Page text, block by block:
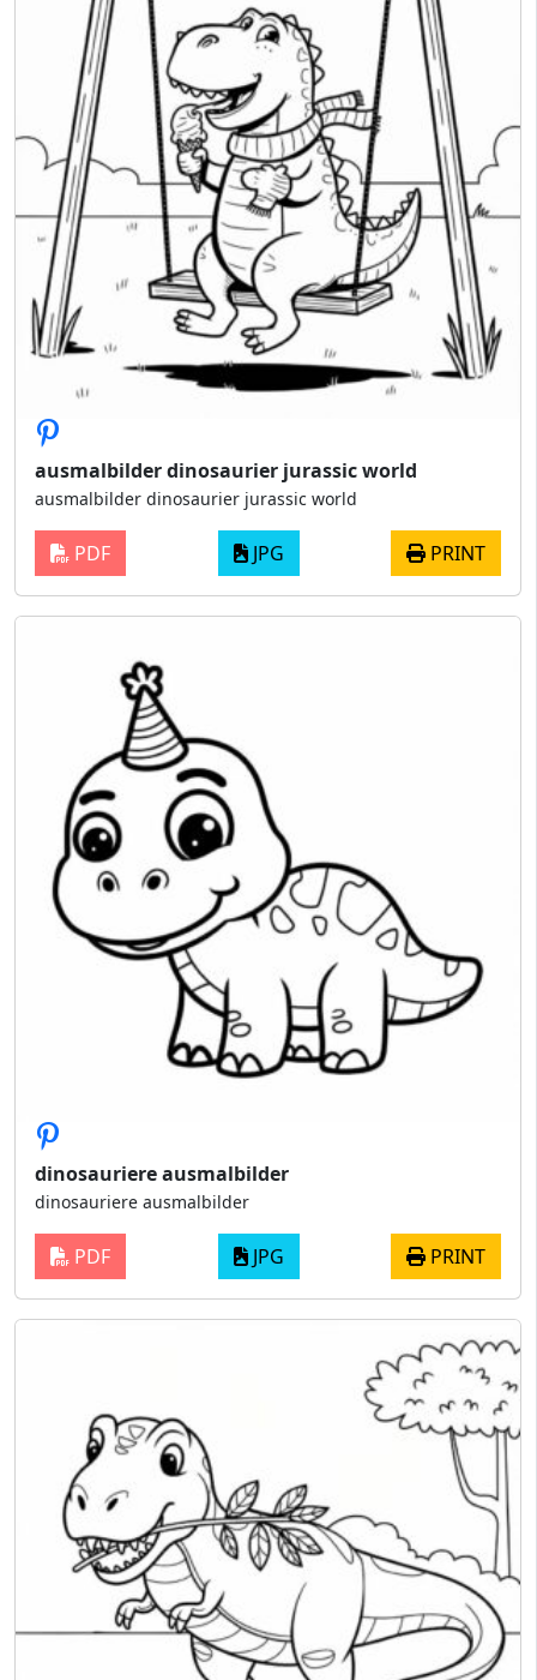
ausmalbilder dinosaurier jurassic world
ausmalbilder dinosaurier jurassic world
PDF JPG PRINT
dinosauriere ausmalbilder
dinosauriere ausmalbilder
PDF JPG PRINT